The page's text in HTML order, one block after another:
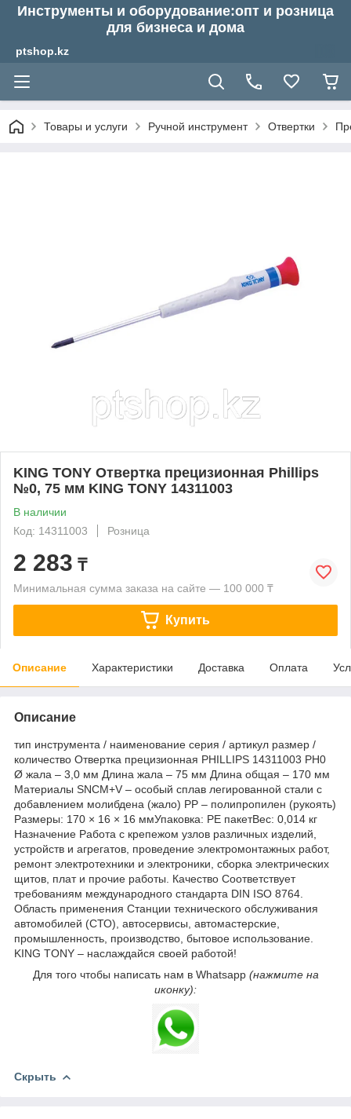
Инструменты и оборудование:опт и розница
для бизнеса и дома
ptshop.kz
Товары и услуги Ручной инструмент Отвертки
KING TONY Отвертка прецизионная Phillips
№0, 75 мм KING TONY 14311003
В наличии
Код: 14311003
Розница
2 283 ₸
Минимальная сумма заказа на сайте — 100 000 ₸
Купить
Описание Характеристики Доставка Оплата
Описание
тип инструмента / наименование серия / артикул размер /
количество Отвертка прецизионная PHILLIPS 14311003 PH0
Ø жала – 3,0 мм Длина жала – 75 мм Длина общая – 170 мм
Материалы SNCM+V – особый сплав легированной стали с
добавлением молибдена (жало) PP – полипропилен (рукоять)
Размеры: 170 × 16 × 16 ммУпаковка: PE пакетВес: 0,014 кг
Назначение Работа с крепежом узлов различных изделий,
устройств и агрегатов, проведение электромонтажных работ,
ремонт электротехники и электроники, сборка электрических
щитов, плат и прочие работы. Качество Соответствует
требованиям международного стандарта DIN ISO 8764.
Область применения Станции технического обслуживания
автомобилей (СТО), автосервисы, автомастерские,
промышленность, производство, бытовое использование.
KING TONY – наслаждайся своей работой!
Для того чтобы написать нам в Whatsapp (нажмите на
иконку):
Скрыть